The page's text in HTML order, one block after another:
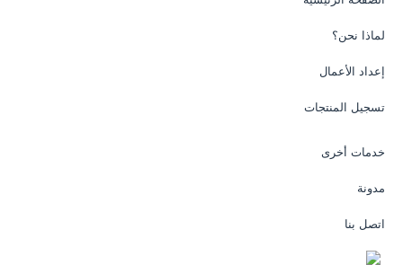
لماذا نحن؟
إعداد الأعمال
تسجيل المنتجات
خدمات أخرى
مدونة
اتصل بنا